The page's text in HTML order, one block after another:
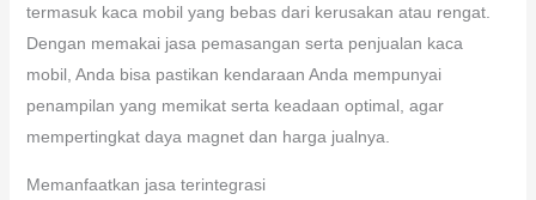
termasuk kaca mobil yang bebas dari kerusakan atau rengat.
Dengan memakai jasa pemasangan serta penjualan kaca
mobil, Anda bisa pastikan kendaraan Anda mempunyai
penampilan yang memikat serta keadaan optimal, agar
mempertingkat daya magnet dan harga jualnya.
Memanfaatkan jasa terintegrasi